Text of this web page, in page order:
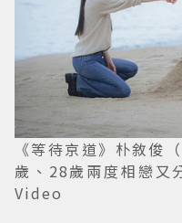
《等待京道》朴敘俊
歲、28歲兩度相戀又
Video